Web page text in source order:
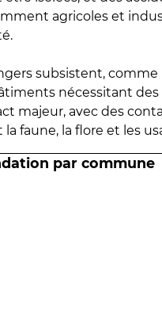
agricoles et
subsistent,
nécessitant
majeur, avec des
faune, la flore et les
par commune